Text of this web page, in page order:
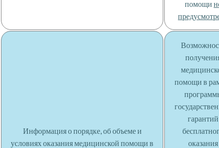
помощи
Информация о порядке, об объеме и
условиях оказания медицинской помощи в
помощи в
гарантий
оказания